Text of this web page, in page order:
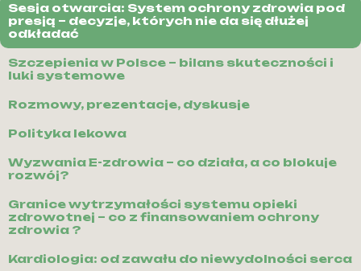
Sesja otwarcia: System ochrony zdrowia pod
presją – decyzje, których nie da się dłużej
odkładać
Szczepienia w Polsce – bilans skuteczności i
luki systemowe
Rozmowy, prezentacje, dyskusje
Polityka lekowa
Wyzwania E-zdrowia – co działa, a co blokuje
rozwój?
Granice wytrzymałości systemu opieki
zdrowotnej – co z finansowaniem ochrony
zdrowia ?
Kardiologia: od zawału do niewydolności serca